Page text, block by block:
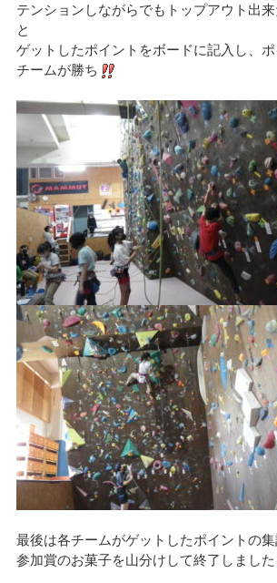
テンションしながらでもトップアウト出来
と
ゲットしたポイントをボードに記入し、
チームが勝ち
最後は各チームがゲットしたポイントの集
参加賞のお菓子を山分けして終了しました